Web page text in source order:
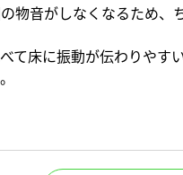
物音がしなくなるため、
て床に振動が伝わりやす